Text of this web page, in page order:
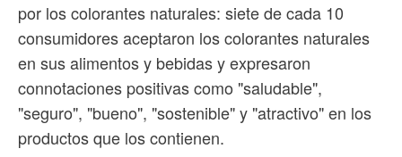
por los colorantes naturales: siete de cada 10
consumidores aceptaron los colorantes naturales
en sus alimentos y bebidas y expresaron
connotaciones positivas como "saludable",
"seguro", "bueno", "sostenible" y "atractivo" en los
productos que los contienen.